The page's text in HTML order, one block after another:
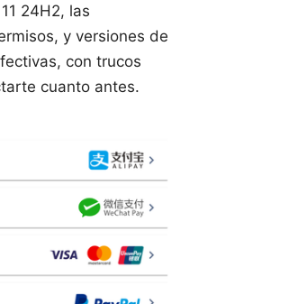
24H2, las
y versiones de
con trucos
cuanto antes.